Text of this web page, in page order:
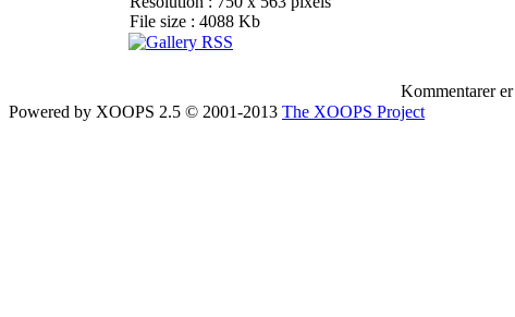
File size : 4088 Kb
Kommentarer
Powered by XOOPS 2.5 © 2001-2013 The XOOPS Project